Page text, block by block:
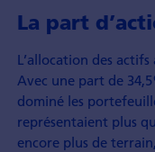
La part
L’allocation des
Avec une part de
dominé les
représentaient plus
encore plus de